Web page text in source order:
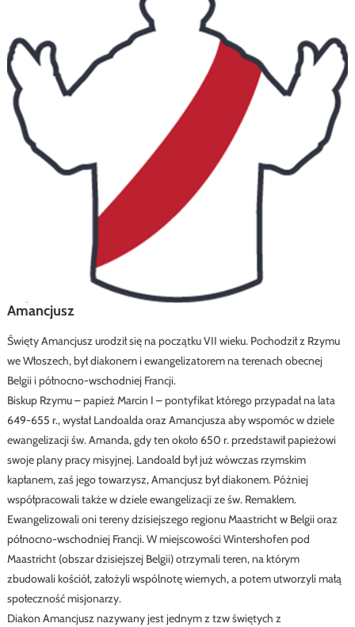
Amancjusz
Święty Amancjusz urodził się na początku VII wieku. Pochodził z Rzymu
we Włoszech, był diakonem i ewangelizatorem na terenach obecnej
Belgii i północno-wschodniej Francji.
Biskup Rzymu – papież Marcin I – pontyfikat którego przypadał na lata
649-655 r., wysłał Landoalda oraz Amancjusza aby wspomóc w dziele
ewangelizacji św. Amanda, gdy ten około 650 r. przedstawił papieżowi
swoje plany pracy misyjnej. Landoald był już wówczas rzymskim
kapłanem, zaś jego towarzysz, Amancjusz był diakonem. Póżniej
współpracowali także w dziele ewangelizacji ze św. Remaklem.
Ewangelizowali oni tereny dzisiejszego regionu Maastricht w Belgii oraz
północno-wschodniej Francji. W miejscowości Wintershofen pod
Maastricht (obszar dzisiejszej Belgii) otrzymali teren, na którym
zbudowali kościół, założyli wspólnotę wiernych, a potem utworzyli małą
społeczność misjonarzy.
Diakon Amancjusz nazywany jest jednym z tzw świętych z